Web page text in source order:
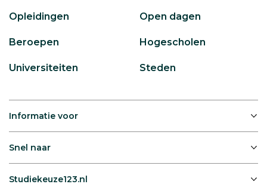
Opleidingen Open dagen
Beroepen Hogescholen
Universiteiten Steden
Informatie voor
Snel naar
Studiekeuze123.nl